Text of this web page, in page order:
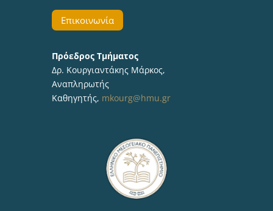
Επικοινωνία
Πρόεδρος Τμήματος
Δρ. Κουργιαντάκης Μάρκος,
Αναπληρωτής
Καθηγητής, mkourg@hmu.gr